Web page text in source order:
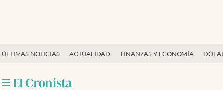
ÚLTIMAS NOTICIAS ACTUALIDAD FINANZAS Y ECONOMÍA
Actualidad